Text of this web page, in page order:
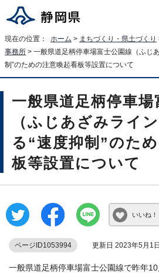
現在の位置： ホーム > まちづくり・県土づくり
事務所 > 一般県道足柄停車場富士公園線（ふじ
制”のための注意喚起看板等設置について
一般県道足柄停車場
（ふじあざみライ
る“速度抑制”のた
板等設置について
いいね！
ページID1053994 更新日 2023年5月1日
一般県道足柄停車場富士公園線で昨年